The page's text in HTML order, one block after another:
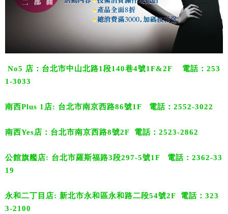
No5 店：台北市中山北路1段140巷4號1F&2F 電話：253
1-3033
南西Plus 1店: 台北市南京西路86號1F 電話：2552-3022
南西Yes店：台北市南京西路8號2F 電話：2523-2862
公館旗艦店: 台北市羅斯福路3段297-5號1F 電話：2362-33
19
永和二丁目店: 新北市永和區永和路二段54號2F 電話：323
3-2100